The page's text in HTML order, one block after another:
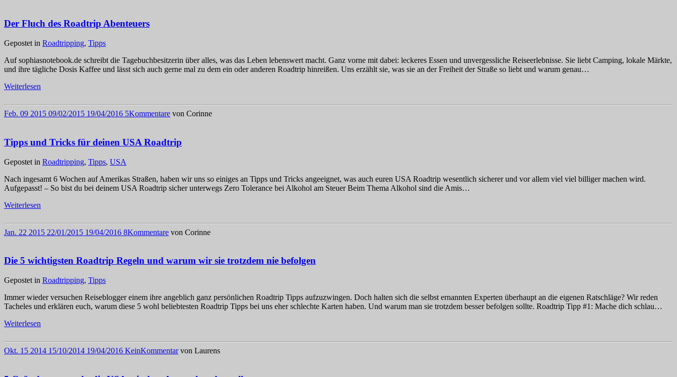
Der Fluch des Roadtrip Abenteuers
Gepostet in Roadtripping, Tipps
Auf sophiasnotebook.de schreibt die Tagebuchbesitzerin über alles, was das Leben lebenswert macht. Ganz vorne mit dabei: leckeres Essen und unvergessliche Reiseerlebnisse. Sie liebt Camping, lokale Märkte,
und ihre tägliche Dosis Kaffee und lässt sich auch gerne mal zu dem ein oder anderen Roadtrip hinreißen. Uns erzählt sie, was sie an der Freiheit der Straße so liebt und warum genau…
Weiterlesen
Feb. 09 2015 09/02/2015 19/04/2016 5Kommentare von Corinne
Tipps und Tricks für deinen USA Roadtrip
Gepostet in Roadtripping, Tipps, USA
Nach ingesamt 6 Wochen auf Amerikas Straßen, haben wir uns so einiges an Tipps und Tricks angeeignet, was auch euren USA Roadtrip wesentlich sicherer und vor allem viel viel billiger machen wird.
Aufgepasst! – So bist du bei deinem USA Roadtrip sicher unterwegs Zero Tolerance bei Alkohol am Steuer Beim Thema Alkohol sind die Amis…
Weiterlesen
Jan. 22 2015 22/01/2015 19/04/2016 8Kommentare von Corinne
Die 5 wichtigsten Roadtrip Regeln und warum wir sie trotzdem nie befolgen
Gepostet in Roadtripping, Tipps
Immer wieder versuchen Reiseblogger einem ihre angeblich ganz persönlichen Roadtrip Tipps aufzuzwingen. Doch halten sich die selbst ernannten Experten überhaupt an die eigenen Ratschläge? Wir reden
Tacheles und erklären euch, warum diese 5 wohl beliebtesten Roadtrip Tipps bei uns eher schlechte Karten haben. Und warum man sie trotzdem besser befolgen sollte. Roadtrip Tipp #1: Mache dich schlau…
Weiterlesen
Okt. 15 2014 15/10/2014 19/04/2016 KeinKommentar von Laurens